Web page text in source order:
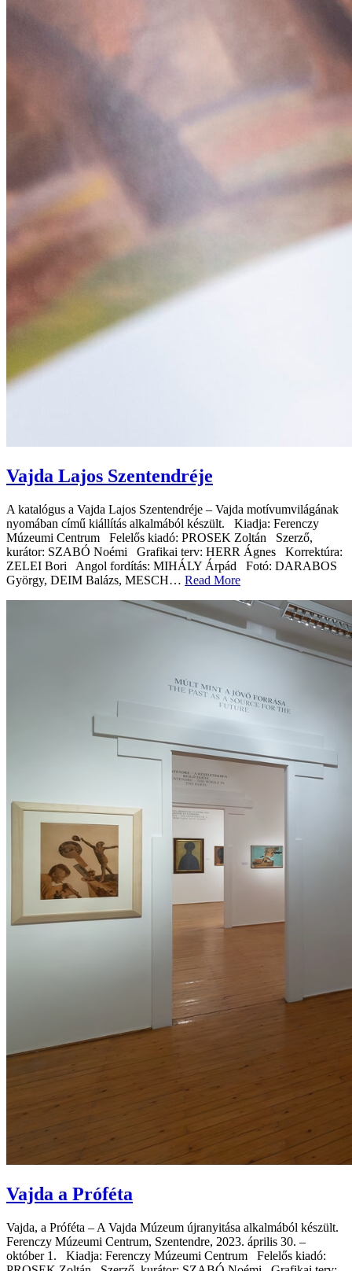
Vajda Lajos Szentendréje
A katalógus a Vajda Lajos Szentendréje – Vajda motívumvilágának
nyomában című kiállítás alkalmából készült. Kiadja: Ferenczy
Múzeumi Centrum Felelős kiadó: PROSEK Zoltán Szerző,
kurátor: SZABÓ Noémi Grafikai terv: HERR Ágnes Korrektúra:
ZELEI Bori Angol fordítás: MIHÁLY Árpád Fotó: DARABOS
György, DEIM Balázs, MESCH… Read More
Vajda a Próféta
Vajda, a Próféta – A Vajda Múzeum újranyitása alkalmából készült.
Ferenczy Múzeumi Centrum, Szentendre, 2023. április 30. –
október 1. Kiadja: Ferenczy Múzeumi Centrum Felelős kiadó: